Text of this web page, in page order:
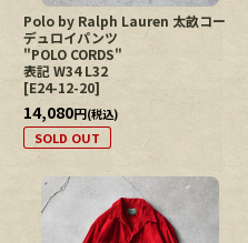
Polo by Ralph Lauren 太畝コー
デュロイパンツ
"POLO CORDS"
表記 W34 L32
[E24-12-20]
14,080円(税込)
SOLD OUT